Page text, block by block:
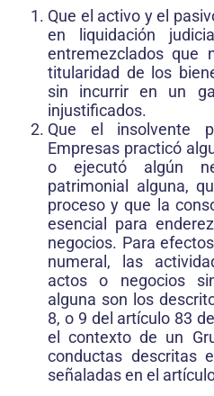
Que el activo y el
en liquidación
entremezclados que
titularidad de los
sin incurrir en un
injustificados.
Que el insolvente
Empresas practicó
o ejecutó algún
patrimonial alguna,
proceso y que la
esencial para
negocios. Para
numeral, las
actos o negocios
alguna son los
8, o 9 del artículo 83
el contexto de un
conductas descritas
señaladas en el